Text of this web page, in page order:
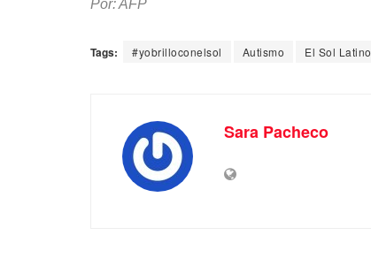
Por: AFP
Tags: #yobrilloconelsol Autismo El Sol Latino
Sara Pacheco